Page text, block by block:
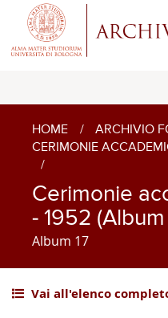
HOME / ARCHIVIO
CERIMONIE
/
Cerimonie
- 1952 (Album
Album 17
Vai all'elenco